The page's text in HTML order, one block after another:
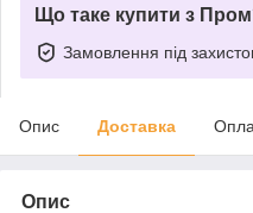
Що таке купити з
Замовлення під
Опис Доставка
Опис